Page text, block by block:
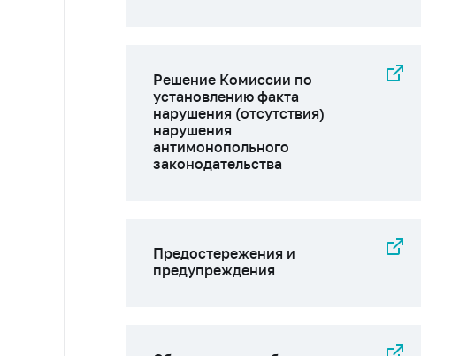
Решение Комиссии по
установлению факта
нарушения (отсутствия)
нарушения
антимонопольного
законодательства
Предостережения и
предупреждения